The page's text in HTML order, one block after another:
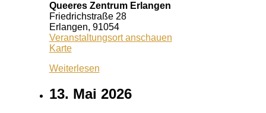
Queeres Zentrum Erlangen
Friedrichstraße 28
Erlangen, 91054
Veranstaltungsort anschauen
KarteQueeres
Erlangen
Weiterlesen
13. Mai 2026